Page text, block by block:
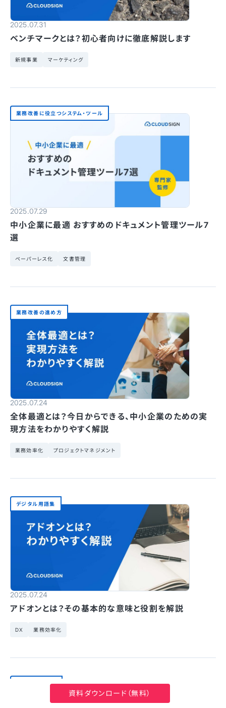
2025.07.31
ベンチマークとは？初心者向けに徹底解説します
新規事業 マーケティング
業務改善に役立つシステム・ツール
2025.07.29
中小企業に最適 おすすめのドキュメント管理ツール7
選
ペーパーレス化 文書管理
業務改善の進め方
2025.07.24
全体最適とは？今日からできる、中小企業のための実
現方法をわかりやすく解説
業務効率化 プロジェクトマネジメント
デジタル用語集
2025.07.24
アドオンとは？その基本的な意味と役割を解説
DX 業務効率化
業務改善の基礎
資料ダウンロード（無料）